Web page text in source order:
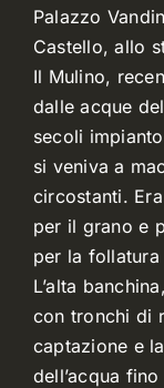
Palazzo
Castello, allo
Il Mulino,
dalle acque
secoli
si veniva a
circostanti.
per il grano e
per la follatura
L’alta
con tronchi di
captazione e
dell’acqua